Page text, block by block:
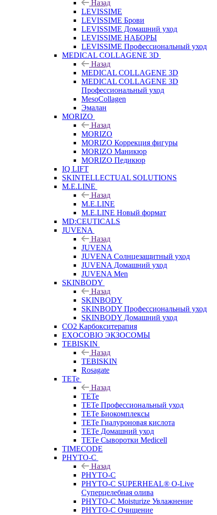
Назад
LEVISSIME
LEVISSIME Брови
LEVISSIME Домашний уход
LEVISSIME НАБОРЫ
LEVISSIME Профессиональный уход
MEDICAL COLLAGENE 3D
Назад
MEDICAL COLLAGENE 3D
MEDICAL COLLAGENE 3D
Профессиональный уход
MesoCollagen
Эмалан
MORIZO
Назад
MORIZO
MORIZO Коррекция фигуры
MORIZO Маникюр
MORIZO Педикюр
IQ LIFT
SKINTELLECTUAL SOLUTIONS
M.E.LINE
Назад
M.E.LINE
M.E.LINE Новый формат
MD:CEUTICALS
JUVENA
Назад
JUVENA
JUVENA Солнцезащитный уход
JUVENA Домашний уход
JUVENA Men
SKINBODY
Назад
SKINBODY
SKINBODY Профессиональный уход
SKINBODY Домашний уход
CO2 Карбокситерапия
EXOCOBIO ЭКЗОСОМЫ
TEBISKIN
Назад
TEBISKIN
Rosagate
TETe
Назад
TETe
TETe Профессиональный уход
TETe Биокомплексы
TETe Гиалуроновая кислота
TETe Домашний уход
TETe Сыворотки Medicell
TIMECODE
PHYTO-C
Назад
PHYTO-C
PHYTO-C SUPERHEAL® O-Live
Суперцелебная олива
PHYTO-C Moisturize Увлажнение
PHYTO-C Очищение